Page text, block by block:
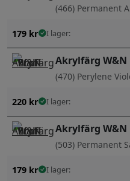
(466) Permanent
179 kr I lager:
Akrylfärg W&N
(470) Perylene
220 kr I lager:
Akrylfärg W&N
(503) Permanent
179 kr I lager: